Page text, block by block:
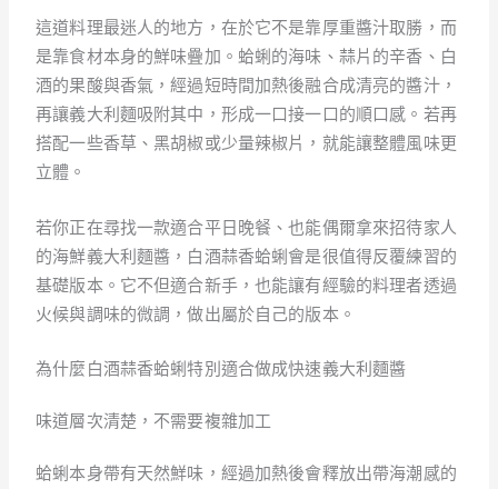
這道料理最迷人的地方，在於它不是靠厚重醬汁取勝，而
是靠食材本身的鮮味疊加。蛤蜊的海味、蒜片的辛香、白
酒的果酸與香氣，經過短時間加熱後融合成清亮的醬汁，
再讓義大利麵吸附其中，形成一口接一口的順口感。若再
搭配一些香草、黑胡椒或少量辣椒片，就能讓整體風味更
立體。
若你正在尋找一款適合平日晚餐、也能偶爾拿來招待家人
的海鮮義大利麵醬，白酒蒜香蛤蜊會是很值得反覆練習的
基礎版本。它不但適合新手，也能讓有經驗的料理者透過
火候與調味的微調，做出屬於自己的版本。
為什麼白酒蒜香蛤蜊特別適合做成快速義大利麵醬
味道層次清楚，不需要複雜加工
蛤蜊本身帶有天然鮮味，經過加熱後會釋放出帶海潮感的